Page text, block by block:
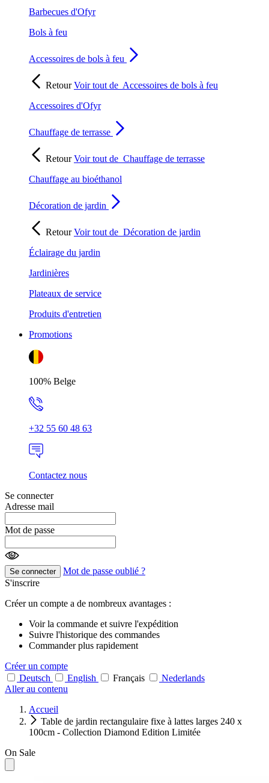
Barbecues d'Ofyr
Bols à feu
Accessoires de bols à feu
RetourVoir tout de Accessoires de bols à feu
Accessoires d'Ofyr
Chauffage de terrasse
RetourVoir tout de Chauffage de terrasse
Chauffage au bioéthanol
Décoration de jardin
RetourVoir tout de Décoration de jardin
Éclairage du jardin
Jardinières
Plateaux de service
Produits d'entretien
Promotions
100% Belge
+32 55 60 48 63
Contactez nous
Se connecter
Adresse mail
Mot de passe
Se connecter
Mot de passe oublié ?
S'inscrire
Créer un compte a de nombreux avantages :
Voir la commande et suivre l'expédition
Suivre l'historique des commandes
Commander plus rapidement
Créer un compte
Deutsch
English Français
Nederlands
Aller au contenu
Accueil
Table de jardin rectangulaire fixe à lattes larges 240 x
100cm - Collection Diamond Edition Limitée
On Sale